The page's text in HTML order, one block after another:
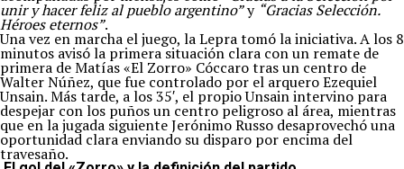
unir y hacer feliz al pueblo argentino”y “Gracias Selección.
Héroes eternos”.
Una vez en marcha el juego, la Lepra tomó la iniciativa. A los 8
minutos avisó la primera situación clara con un remate de
primera de Matías «El Zorro» Cóccaro tras un centro de
Walter Núñez, que fue controlado por el arquero Ezequiel
Unsain. Más tarde, a los 35′, el propio Unsain intervino para
despejar con los puños un centro peligroso al área, mientras
que en la jugada siguiente Jerónimo Russo desaprovechó una
oportunidad clara enviando su disparo por encima del
travesaño.